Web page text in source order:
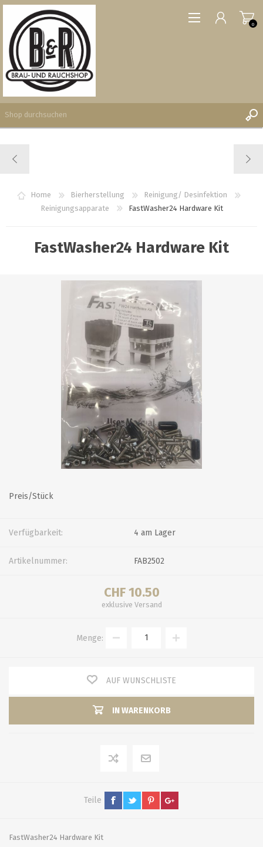
WUNSCHLISTE
0
Home Bierherstellung
Reinigung/ Desinfektion
Reinigungsapparate
FastWasher24 Hardware Kit
FastWasher24 Hardware Kit
Preis/Stück
Verfügbarkeit: 4 am Lager
Artikelnummer: FAB2502
CHF 10.50
exklusive Versand
Menge:
AUF WUNSCHLISTE
IN WARENKORB
Teile
FastWasher24 Hardware Kit